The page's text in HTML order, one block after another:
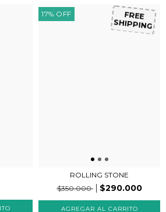
17% OFF FREE
SHIPPING
ROLLING STONE
$350.000
$290.000